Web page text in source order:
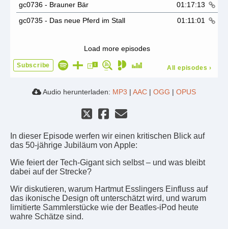
gc0736 - Brauner Bär
01:17:13
gc0735 - Das neue Pferd im Stall
01:11:01
Load more episodes
Subscribe All episodes ›
Audio herunterladen: MP3 | AAC | OGG | OPUS
In dieser Episode werfen wir einen kritischen Blick auf
das 50-jährige Jubiläum von Apple:
Wie feiert der Tech-Gigant sich selbst – und was bleibt
dabei auf der Strecke?
Wir diskutieren, warum Hartmut Esslingers Einfluss auf
das ikonische Design oft unterschätzt wird, und warum
limitierte Sammlerstücke wie der Beatles-iPod heute
wahre Schätze sind.